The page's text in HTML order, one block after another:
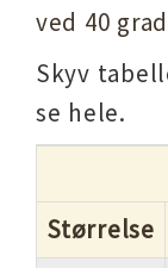
ved 40
Skyv
se hele.
Størrelse